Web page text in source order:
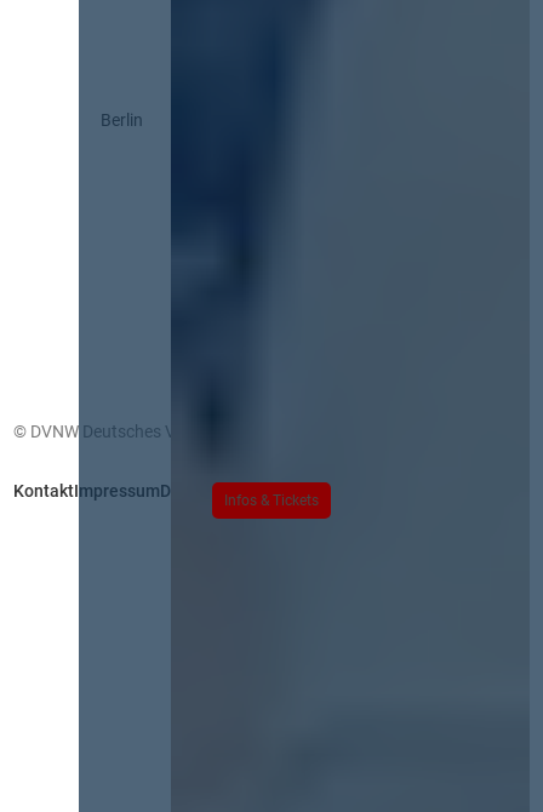
Infos & Tickets
Berlin
© DVNW Deutsches Vergabenetzwerk GmbH
KontaktImpressumDatenschutz